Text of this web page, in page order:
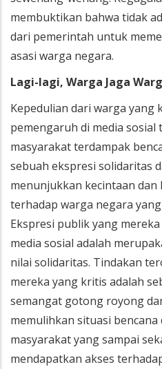
membuktikan bahwa tidak
dari pemerintah untuk
asasi warga negara.
Lagi-lagi, Warga Jaga
Kepedulian dari warga yang
pemengaruh di media sosial
masyarakat terdampak
sebuah ekspresi solidaritas
menunjukkan kecintaan
terhadap warga negara
Ekspresi publik yang
media sosial adalah
nilai solidaritas. Tindakan
mereka yang kritis adalah
semangat gotong royong
memulihkan situasi
masyarakat yang sampai
mendapatkan akses